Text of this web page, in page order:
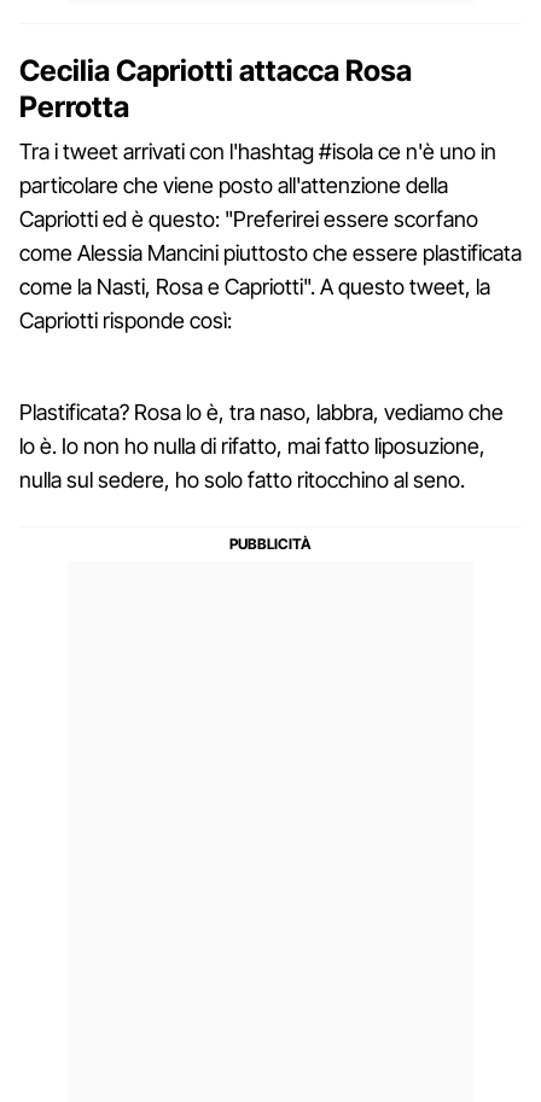
Cecilia Capriotti attacca Rosa
Perrotta
Tra i tweet arrivati con l'hashtag #isola ce n'è uno in
particolare che viene posto all'attenzione della
Capriotti ed è questo: "Preferirei essere scorfano
come Alessia Mancini piuttosto che essere plastificata
come la Nasti, Rosa e Capriotti". A questo tweet, la
Capriotti risponde così:
Plastificata? Rosa lo è, tra naso, labbra, vediamo che
lo è. Io non ho nulla di rifatto, mai fatto liposuzione,
nulla sul sedere, ho solo fatto ritocchino al seno.